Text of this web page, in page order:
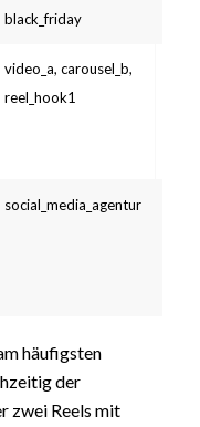
black_friday
video_a, carousel_b,
reel_hook1
social_media_agentur
häufigsten
der
zwei Reels mit